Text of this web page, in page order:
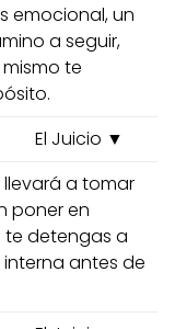
emocional, un
a seguir,
te
El Juicio ▼
a tomar
poner en
te detengas a
antes de